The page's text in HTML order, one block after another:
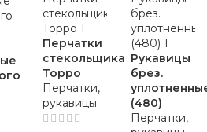
Перчатки
стекольщика
Торро
Перчатки,
рукавицы
Рукавицы
брез.
(480)
Перчатки,